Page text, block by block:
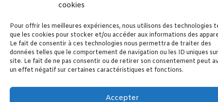
cookies
Pour offrir les meilleures expériences, nous utilisons des technologies
que les cookies pour stocker et/ou accéder aux informations des
Le fait de consentir à ces technologies nous permettra de traiter des
données telles que le comportement de navigation ou les ID uniques
site. Le fait de ne pas consentir ou de retirer son consentement peut
un effet négatif sur certaines caractéristiques et fonctions.
Accepter